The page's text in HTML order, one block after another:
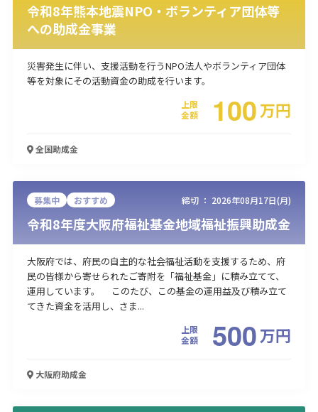
受付中のみ
令和8年熊本地震NPO・ボランティア団体等
への助成金事業
災害発生に伴い、支援活動を行うNPO法人やボランティア団体
等を対象にその活動資金の助成を行います。
上限
金額
100万円
全国助成金
募集中 おすすめ 締切 ： 2026年08月17日(月)
令和8年度大阪府福祉基金地域福祉振興助成金
大阪府では、府民の自主的な社会福祉活動を支援するため、府
民の皆様から寄せられたご寄附を「福祉基金」に積み立てて、
運用しています。 このたび、この基金の運用益及び積み立て
てきた資金を活用し、さま...
上限
金額
500万円
大阪府助成金